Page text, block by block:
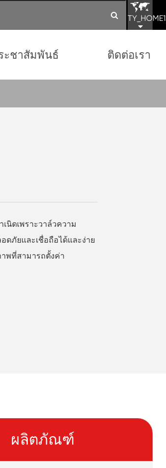
ะชาสัมพันธ์ ติดต่อเรา
นิดเพราะวาล์วความ
ภัยและเชื่อถือได้และง่าย
พที่สามารถตั้งค่า
ผลิตภัณฑ์